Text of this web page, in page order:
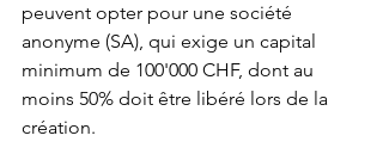
peuvent opter pour une société
anonyme (SA), qui exige un capital
minimum de 100'000 CHF, dont au
moins 50% doit être libéré lors de la
création.